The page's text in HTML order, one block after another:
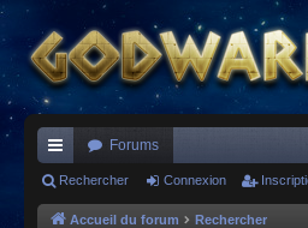
ac
co
Forums
Rechercher Connexion
Accueil du forum Rechercher